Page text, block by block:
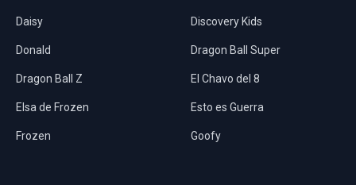
Daisy Discovery Kids
Donald Dragon Ball Super
Dragon Ball Z El Chavo del 8
Elsa de Frozen Esto es Guerra
Frozen Goofy